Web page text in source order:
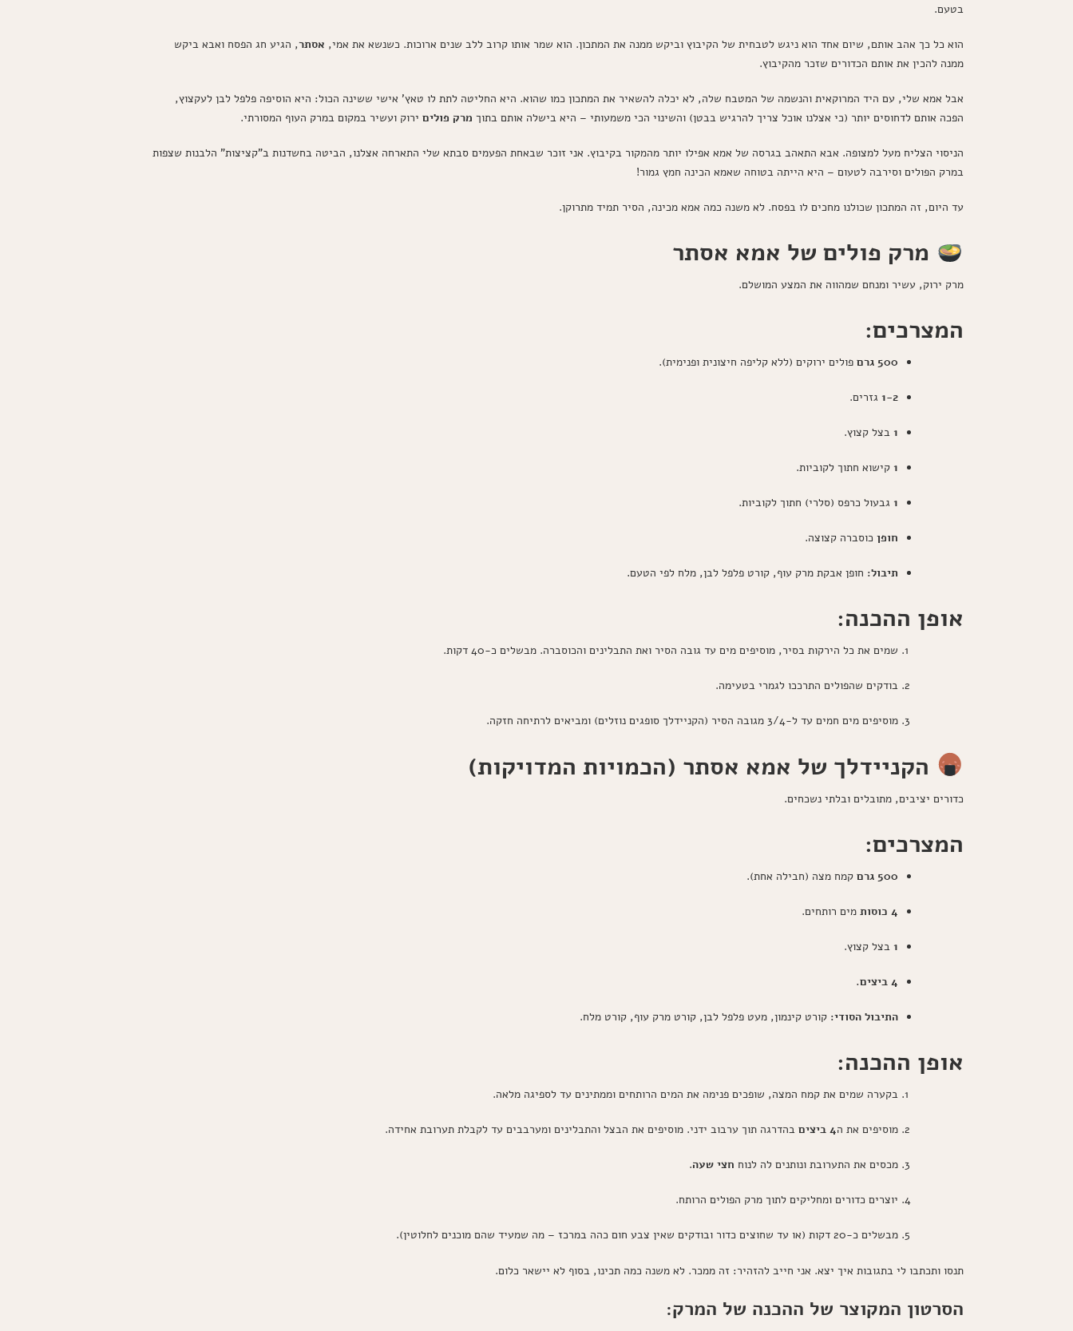
בטעם.
הוא כל כך אהב אותם, שיום אחד הוא ניגש לטבחית של הקיבוץ וביקש ממנה את המתכון. הוא שמר אותו קרוב ללב שנים ארוכות. כשנשא את אמי, אסתר, הגיע חג הפסח ואבא ביקש
ממנה להכין את אותם הכדורים שזכר מהקיבוץ.
אבל אמא שלי, עם היד המרוקאית והנשמה של המטבח שלה, לא יכלה להשאיר את המתכון כמו שהוא. היא החליטה לתת לו טאץ' אישי ששינה הכול: היא הוסיפה פלפל לבן לעקצוץ,
הפכה אותם לדחוסים יותר (כי אצלנו אוכל צריך להרגיש בבטן) והשינוי הכי משמעותי – היא בישלה אותם בתוך מרק פולים ירוק ועשיר במקום במרק העוף המסורתי.
הניסוי הצליח מעל למצופה. אבא התאהב בגרסה של אמא אפילו יותר מהמקור בקיבוץ. אני זוכר שבאחת הפעמים סבתא שלי התארחה אצלנו, הביטה בחשדנות ב"קציצות" הלבנות שצפות
במרק הפולים וסירבה לטעום – היא הייתה בטוחה שאמא הכינה חמץ גמור!
עד היום, זה המתכון שכולנו מחכים לו בפסח. לא משנה כמה אמא מכינה, הסיר תמיד מתרוקן.
מרק פולים של אמא אסתר
מרק ירוק, עשיר ומנחם שמהווה את המצע המושלם.
המצרכים:
500 גרם פולים ירוקים (ללא קליפה חיצונית ופנימית).
1-2 גזרים.
1 בצל קצוץ.
1 קישוא חתוך לקוביות.
1 גבעול כרפס (סלרי) חתוך לקוביות.
חופן כוסברה קצוצה.
תיבול: חופן אבקת מרק עוף, קורט פלפל לבן, מלח לפי הטעם.
אופן ההכנה:
שמים את כל הירקות בסיר, מוסיפים מים עד גובה הסיר ואת התבלינים והכוסברה. מבשלים כ-40 דקות.
בודקים שהפולים התרככו לגמרי בטעימה.
מוסיפים מים חמים עד ל-3/4 מגובה הסיר (הקניידלך סופגים נוזלים) ומביאים לרתיחה חזקה.
הקניידלך של אמא אסתר (הכמויות המדויקות)
כדורים יציבים, מתובלים ובלתי נשכחים.
המצרכים:
500 גרם קמח מצה (חבילה אחת).
4 כוסות מים רותחים.
1 בצל קצוץ.
4 ביצים.
התיבול הסודי: קורט קינמון, מעט פלפל לבן, קורט מרק עוף, קורט מלח.
אופן ההכנה:
בקערה שמים את קמח המצה, שופכים פנימה את המים הרותחים וממתינים עד לספיגה מלאה.
מוסיפים את ה4 ביצים בהדרגה תוך ערבוב ידני. מוסיפים את הבצל והתבלינים ומערבבים עד לקבלת תערובת אחידה.
מכסים את התערובת ונותנים לה לנוח חצי שעה.
יוצרים כדורים ומחליקים לתוך מרק הפולים הרותח.
מבשלים כ-20 דקות (או עד שחוצים כדור ובודקים שאין צבע חום כהה במרכז – מה שמעיד שהם מוכנים לחלוטין).
תנסו ותכתבו לי בתגובות איך יצא. אני חייב להזהיר: זה ממכר. לא משנה כמה תכינו, בסוף לא יישאר כלום.
הסרטון המקוצר של ההכנה של המרק: